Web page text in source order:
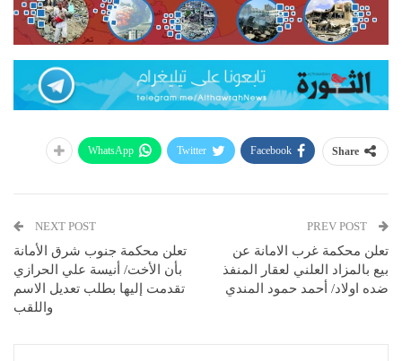
Share
Facebook
Twitter
WhatsApp
تعلن محكمة غرب الامانة عن
بيع بالمزاد العلني لعقار المنفذ
ضده اولاد/ أحمد حمود المندي
NEXT POST
تعلن محكمة جنوب شرق الأمانة
بأن الأخت/ أنيسة علي الحرازي
تقدمت إليها بطلب تعديل الاسم
واللقب